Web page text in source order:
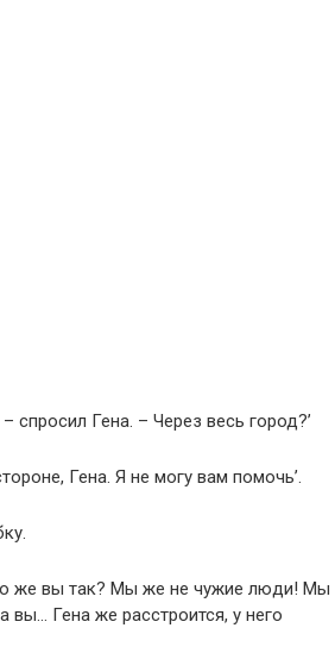
спросил Гена. – Через весь город?’
Гена. Я не могу вам помочь’.
же вы так? Мы же не чужие люди! Мы
вы… Гена же расстроится, у него